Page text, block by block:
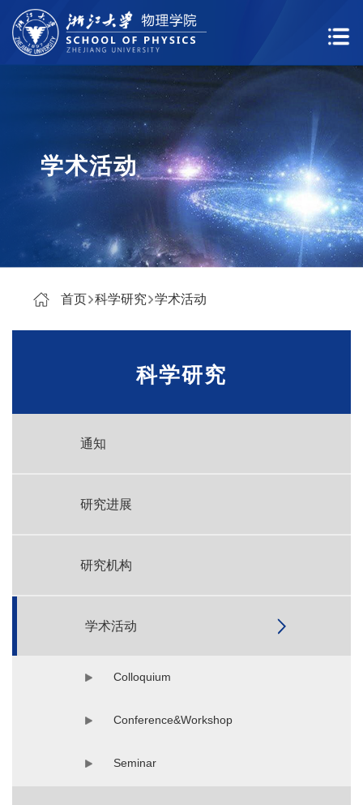
学术活动
首页 科学研究 学术活动
科学研究
通知
研究进展
研究机构
学术活动
Colloquium
Conference&Workshop
Seminar